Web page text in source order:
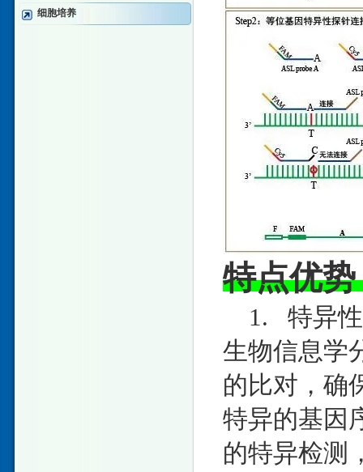
细胞培养
特点优势
1. 特异性
生物信息学
的比对，确
特异的基因
的特异检测